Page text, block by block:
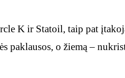
K ir Statoil, taip pat
paklausos, o žiemą –